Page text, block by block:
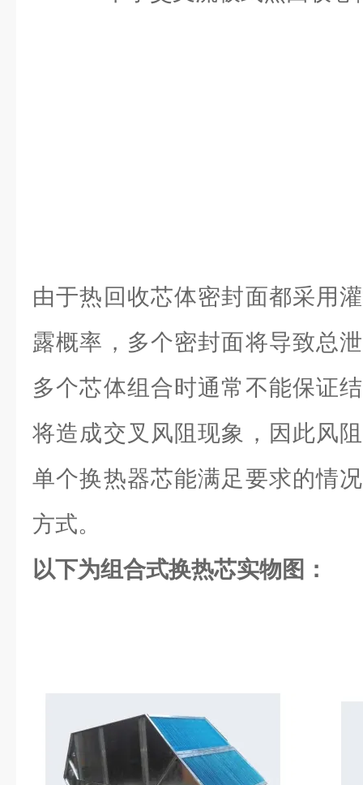
由于热回收芯体密封面都采用
露概率，多个密封面将导致总
多个芯体组合时通常不能保证
将造成交叉风阻现象，因此风
单个换热器芯能满足要求的情
方式。
以下为组合式换热芯实物图：